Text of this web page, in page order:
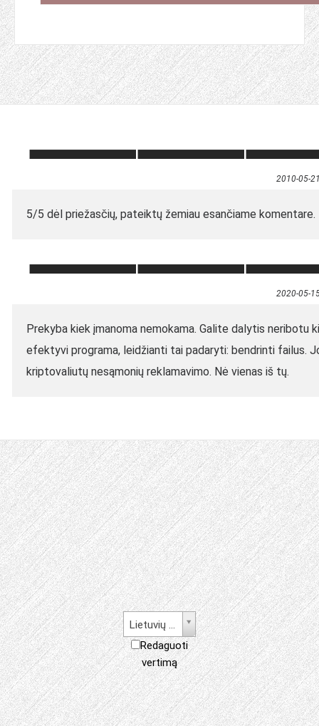
2010-05-
5/5 dėl priežasčių, pateiktų žemiau esančiame komentare.
2020-05-
Prekyba kiek įmanoma nemokama. Galite dalytis neribotu
efektyvi programa, leidžianti tai padaryti: bendrinti failus.
kriptovaliutų nesąmonių reklamavimo. Nė vienas iš tų.
Lietuvių kalba
Redaguoti
vertimą